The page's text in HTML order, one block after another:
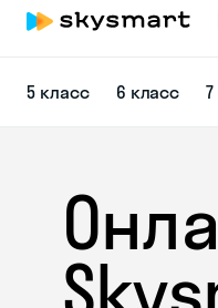
5 класс 6 класс